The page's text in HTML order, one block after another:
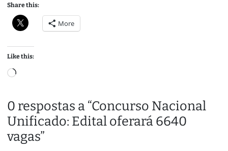
Share this:
More
Like this:
L
d
i
n
g
0 respostas a “Concurso Nacional
Unificado: Edital oferará 6640
vagas”